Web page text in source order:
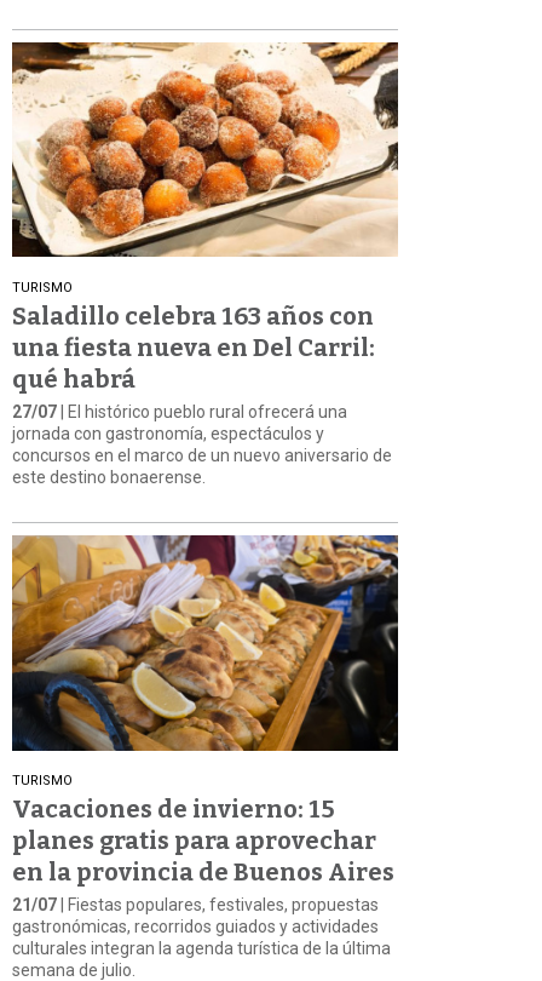
TURISMO
Saladillo celebra 163 años con
una fiesta nueva en Del Carril:
qué habrá
27/07| El histórico pueblo rural ofrecerá una
jornada con gastronomía, espectáculos y
concursos en el marco de un nuevo aniversario de
este destino bonaerense.
TURISMO
Vacaciones de invierno: 15
planes gratis para aprovechar
en la provincia de Buenos Aires
21/07 | Fiestas populares, festivales, propuestas
gastronómicas, recorridos guiados y actividades
culturales integran la agenda turística de la última
semana de julio.